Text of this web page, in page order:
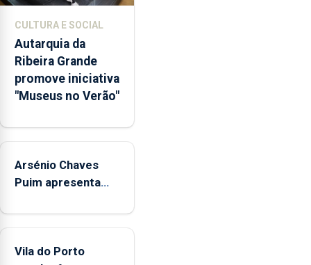
integrados
na
Rede
Municipal
de
aos
durante
o
de
entre
CULTURA E SOCIAL
Autarquia da
Ribeira Grande
promove iniciativa
"Museus no Verão"
Arsénio Chaves
Puim apresenta
de Vila do Porto
Vila do Porto